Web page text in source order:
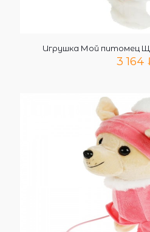
Игрушка Мой питомец
3 164